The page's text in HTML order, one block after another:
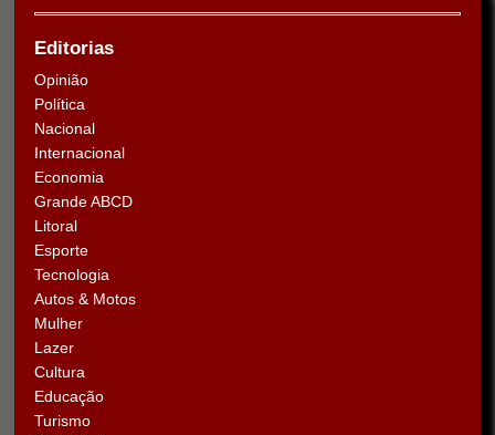
Editorias
Opinião
Política
Nacional
Internacional
Economia
Grande ABCD
Litoral
Esporte
Tecnologia
Autos & Motos
Mulher
Lazer
Cultura
Educação
Turismo